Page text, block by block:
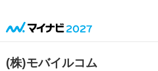
(株)モバイルコム